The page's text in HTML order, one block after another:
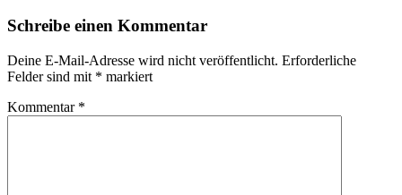
Schreibe einen Kommentar
Deine E-Mail-Adresse wird nicht veröffentlicht. Erforderliche
Felder sind mit * markiert
Kommentar *